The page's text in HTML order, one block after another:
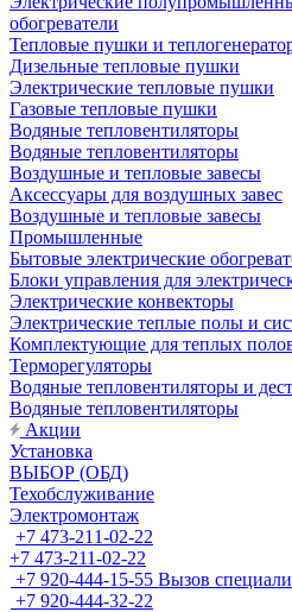
обогреватели
Тепловые пушки и
Дизельные тепловые пушки
Электрические тепловые пушки
Газовые тепловые пушки
Водяные тепловентиляторы
Водяные тепловентиляторы
Воздушные и тепловые завесы
Аксессуары для воздушных завес
Воздушные и тепловые завесы
Промышленные
Бытовые электрические
Блоки управления для
Электрические конвекторы
Электрические теплые полы и
Комплектующие для теплых
Терморегуляторы
Водяные тепловентиляторы и
Водяные тепловентиляторы
Акции
Установка
ВЫБОР (ОБД)
Техобслуживание
Электромонтаж
+7 473-211-02-22
+7 473-211-02-22
+7 920-444-15-55 Вызов
+7 920-444-32-22